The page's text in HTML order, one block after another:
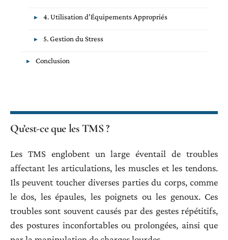
4. Utilisation d’Équipements Appropriés
5. Gestion du Stress
Conclusion
Qu’est-ce que les TMS ?
Les TMS englobent un large éventail de troubles
affectant les articulations, les muscles et les tendons.
Ils peuvent toucher diverses parties du corps, comme
le dos, les épaules, les poignets ou les genoux. Ces
troubles sont souvent causés par des gestes répétitifs,
des postures inconfortables ou prolongées, ainsi que